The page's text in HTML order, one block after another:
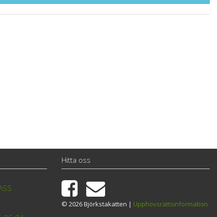
Hitta oss
© 2026 Björkstakatten | Upphovsrättsinformation